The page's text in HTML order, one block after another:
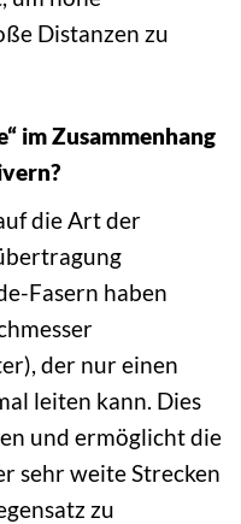
Distanzen zu
im Zusammenhang
die Art der
Fasern haben
der nur einen
leiten kann. Dies
und ermöglicht die
sehr weite Strecken
zu